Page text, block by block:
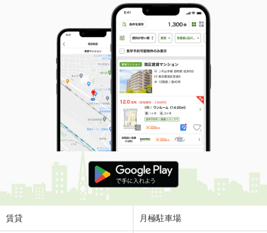
鳥取県米子市米原３
23.18m²
間取り
1K
鳥取県米子市両三柳
価 格
4.70万円
住 所
鳥取県米子市両三柳
専有面積 23.18m²
間取り
1K
鳥取県米子市米原３
価 格
3.30万円
住 所
鳥取県米子市米原３
専有面積
賃貸 月極駐車場